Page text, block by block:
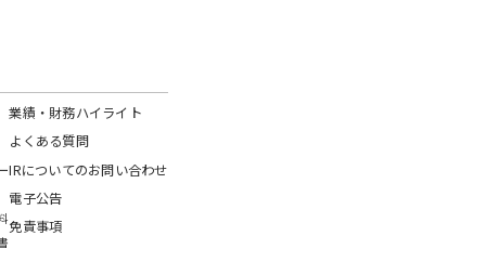
業績・財務ハイライト
よくある質問
IRについてのお問い合わせ
電子公告
免責事項